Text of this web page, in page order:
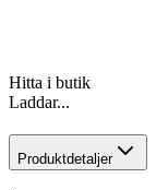
Hitta i butik
Laddar...
Produktdetaljer